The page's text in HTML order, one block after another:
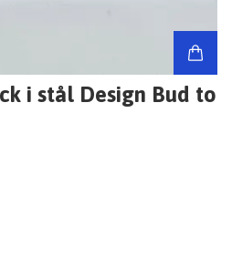
i stål Design Bud to